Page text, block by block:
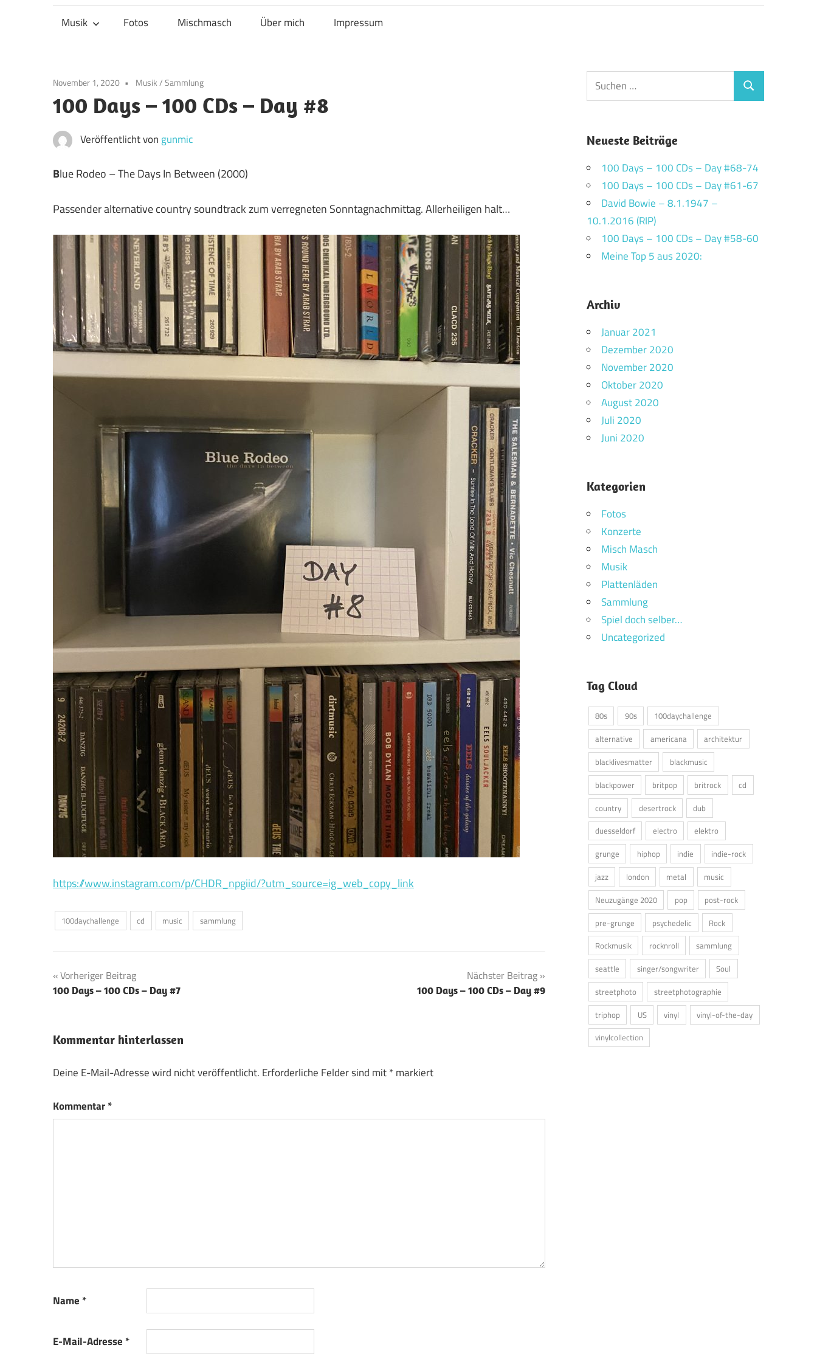
Musik Fotos Mischmasch Über mich Impressum
November 1, 2020 Musik/Sammlung
100 Days – 100 CDs – Day #8
Veröffentlicht von gunmic
Blue Rodeo – The Days In Between (2000)
Passender alternative country soundtrack zum verregneten Sonntagnachmittag. Allerheiligen halt…
https://www.instagram.com/p/CHDR_npgiid/?utm_source=ig_web_copy_link
100daychallenge cd music sammlung
Beitragsnavigation
Vorheriger Beitrag
100 Days – 100 CDs – Day #7
Nächster Beitrag
100 Days – 100 CDs – Day #9
Kommentar hinterlassen
Deine E-Mail-Adresse wird nicht veröffentlicht. Erforderliche Felder sind mit*markiert
Kommentar*
Name *
E-Mail-Adresse *
Suchen
nach:
Suchen
Neueste Beiträge
100 Days – 100 CDs – Day #68-74
100 Days – 100 CDs – Day #61-67
David Bowie – 8.1.1947 –
10.1.2016 (RIP)
100 Days – 100 CDs – Day #58-60
Meine Top 5 aus 2020:
Archiv
Januar 2021
Dezember 2020
November 2020
Oktober 2020
August 2020
Juli 2020
Juni 2020
Kategorien
Fotos
Konzerte
Misch Masch
Musik
Plattenläden
Sammlung
Spiel doch selber…
Uncategorized
Tag Cloud
80s 90s
100daychallenge
alternative
americana
architektur
blacklivesmatter
blackmusic
blackpower
britpop britrock
cd
country
desertrock
dub
duesseldorf
electro
elektro
grunge
hiphop indie
indie-rock
jazz
london metal
music
Neuzugänge 2020
pop
post-rock
pre-grunge
psychedelic
Rock
Rockmusik
rocknroll
sammlung
seattle
singer/songwriter
Soul
streetphoto
streetphotographie
triphop
US vinyl
vinyl-of-the-day
vinylcollection